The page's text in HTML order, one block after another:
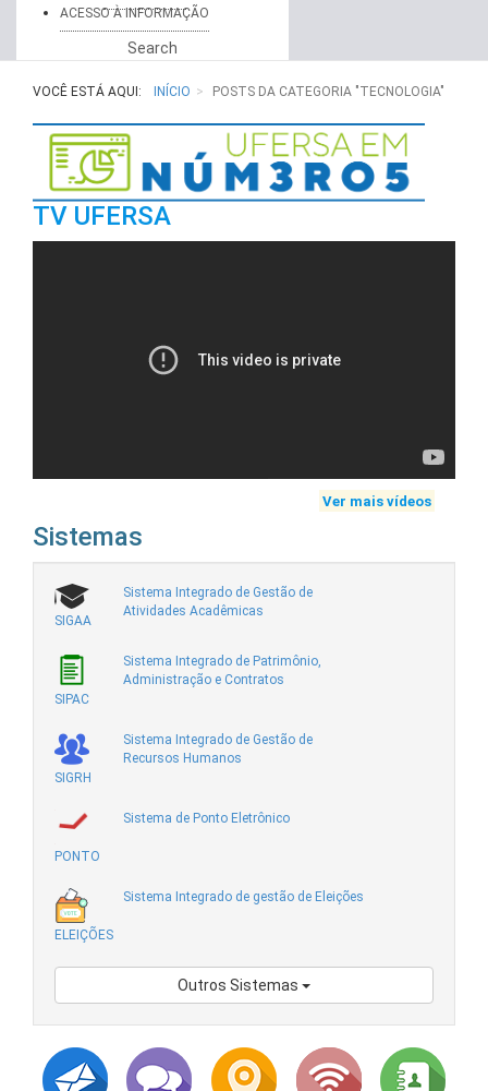
ACESSO À INFORMAÇÃO
Search
VOCÊ ESTÁ AQUI: INÍCIO POSTS DA CATEGORIA "TECNOLOGIA"
TV UFERSA
Ver mais vídeos
Sistemas
SIGAA
Sistema Integrado de Gestão de
Atividades Acadêmicas
SIPAC
Sistema Integrado de Patrimônio,
Administração e Contratos
SIGRH
Sistema Integrado de Gestão de
Recursos Humanos
PONTO
Sistema de Ponto Eletrônico
ELEIÇÕES
Sistema Integrado de gestão de Eleições
Outros Sistemas